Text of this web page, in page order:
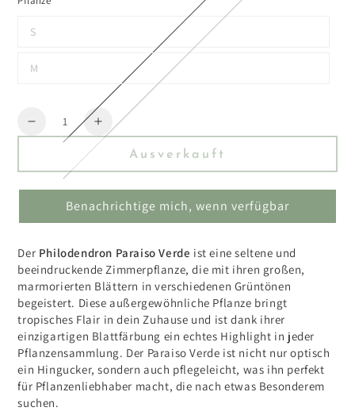
S
M
Reduzieren
Menge
für
Philodendron
Paraiso
Verde
Erhöhen
Sie
für
Philodendron
Paraiso
Ausverkauft
Benachrichtige mich, wenn verfügbar
Der Philodendron Paraiso Verde ist eine seltene und
beeindruckende Zimmerpflanze, die mit ihren großen,
marmorierten Blättern in verschiedenen Grüntönen
begeistert. Diese außergewöhnliche Pflanze bringt
tropisches Flair in dein Zuhause und ist dank ihrer
einzigartigen Blattfärbung ein echtes Highlight in jeder
Pflanzensammlung. Der Paraiso Verde ist nicht nur optisch
ein Hingucker, sondern auch pflegeleicht, was ihn perfekt
für Pflanzenliebhaber macht, die nach etwas Besonderem
suchen.